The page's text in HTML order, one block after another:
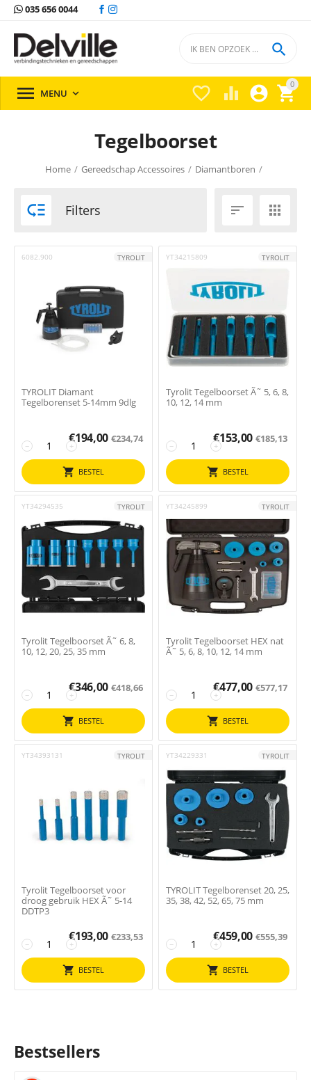
035 656 0044
0


 

 MENU 
Tegelboorset
Home / Gereedschap Accessoires / Diamantboren /
 Filters  
6082.900 TYROLIT
TYROLIT Diamant
Tegelborenset 5-14mm 9dlg
+
−
€194,00 €234,74
BESTEL
YT34215809 TYROLIT
Tyrolit Tegelboorset Ã˜ 5, 6, 8,
10, 12, 14 mm
+
−
€153,00 €185,13
BESTEL
YT34294535 TYROLIT
Tyrolit Tegelboorset Ã˜ 6, 8,
10, 12, 20, 25, 35 mm
+
−
€346,00 €418,66
BESTEL
YT34245899 TYROLIT
Tyrolit Tegelboorset HEX nat
Ã˜ 5, 6, 8, 10, 12, 14 mm
+
−
€477,00 €577,17
BESTEL
YT34393131 TYROLIT
Tyrolit Tegelboorset voor
droog gebruik HEX Ã˜ 5-14
DDTP3
+
−
€193,00 €233,53
BESTEL
YT34229331 TYROLIT
TYROLIT Tegelborenset 20, 25,
35, 38, 42, 52, 65, 75 mm
+
−
€459,00 €555,39
BESTEL
Bestsellers